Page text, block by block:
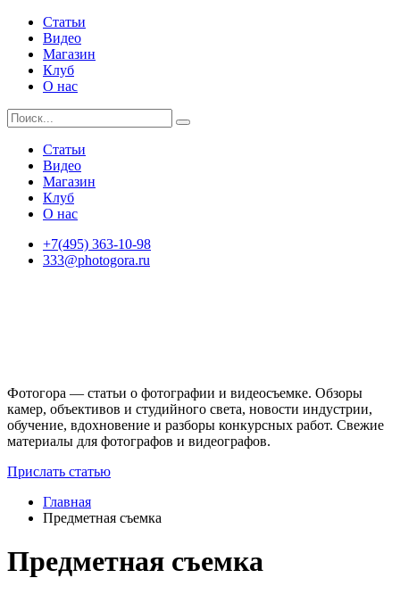
Статьи
Видео
Магазин
Клуб
О нас
Статьи
Видео
Магазин
Клуб
О нас
+7(495) 363-10-98
333@photogora.ru
Фотогора — статьи о фотографии и видеосъемке. Обзоры
камер, объективов и студийного света, новости индустрии,
обучение, вдохновение и разборы конкурсных работ. Свежие
материалы для фотографов и видеографов.
Прислать статью
Главная
Предметная съемка
Предметная съемка